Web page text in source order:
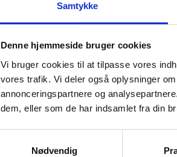
Samtykke
Denne hjemmeside bruger cookies
Vi bruger cookies til at tilpasse vores
vores trafik. Vi deler også oplysninger
annonceringspartnere og
dem, eller som de har indsamlet fra din
Nødvendig